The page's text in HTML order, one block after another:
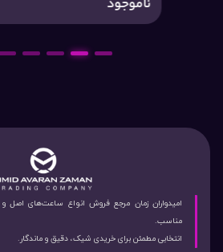
1
2
3
امیدواران زمان مرجع فروش انواع ساعت‌های اصل
مناسب.
انتخابی مطمئن برای خریدی شیک، دقیق و ماندگار.